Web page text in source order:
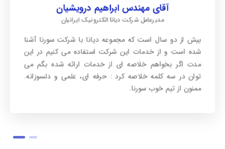
آقای مهندس ابراهیم درویشیان
مدیرعامل شرکت دیانا الکترونیک ایرانیان
بیش از دو سال است که مجموعه دیانا با شرکت سورنا آشنا
شده است و از خدمات این شرکت استفاده می کنیم در این
مدت اگر بخواهم خلاصه ای از خدمات ارائه شده بگم می
توان در سه کلمه خلاصه کرد : حرفه ای، علمی و دلسوزانه.
ممنون از تیم خوب سورنا.
آقای مهندس مهدی میرحسینی
مدیرعامل شرکت مهندسی آنیسا
با بهره گیری از تجارب و مشاوره های شرکت سورنا، به
خصوص جناب مهندس علومی، موفق شدیم بسیاری از نیاز
های شرکت در حوزه استراتژی فروش و بازاریابی را رفع نماییم.